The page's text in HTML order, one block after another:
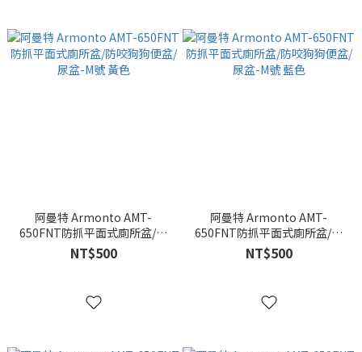
阿曼特 Armonto AMT-
650FNT防抓平面式廁所盆/防
咬狗狗便盆/尿盆-M號 黃色
NT$500
阿曼特 Armonto AMT-
650FNT防抓平面式廁所盆/防
咬狗狗便盆/尿盆-M號 藍色
NT$500